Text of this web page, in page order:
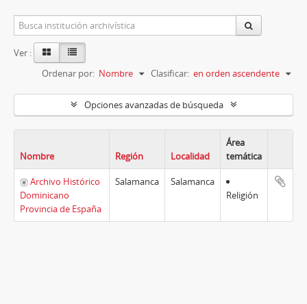
Ver :
Ordenar por: Nombre Clasificar: en orden ascendente
Opciones avanzadas de búsqueda
Nombre Región Localidad
Área
temática
Archivo Histórico
Dominicano
Provincia de España
Salamanca
Salamanca
Religión